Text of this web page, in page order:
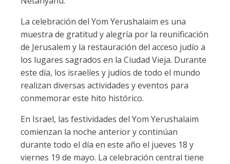
La celebración del Yom Yerushalaim es una
muestra de gratitud y alegría por la reunificación
de Jerusalem y la restauración del acceso judío a
los lugares sagrados en la Ciudad Vieja. Durante
este día, los israelíes y judíos de todo el mundo
realizan diversas actividades y eventos para
conmemorar este hito histórico.
En Israel, las festividades del Yom Yerushalaim
comienzan la noche anterior y continúan
durante todo el día en este año el jueves 18 y
viernes 19 de mayo. La celebración central tiene